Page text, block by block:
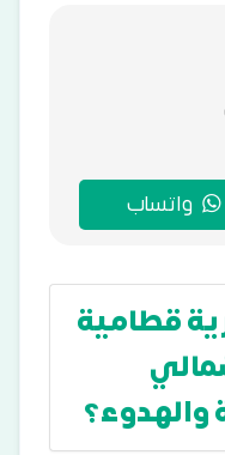
واتساب
قطامية
والهدوء؟